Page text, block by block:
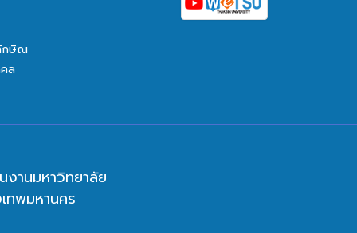
กษิณ
ล
งานมหาวิทยาลัย
พมหานคร